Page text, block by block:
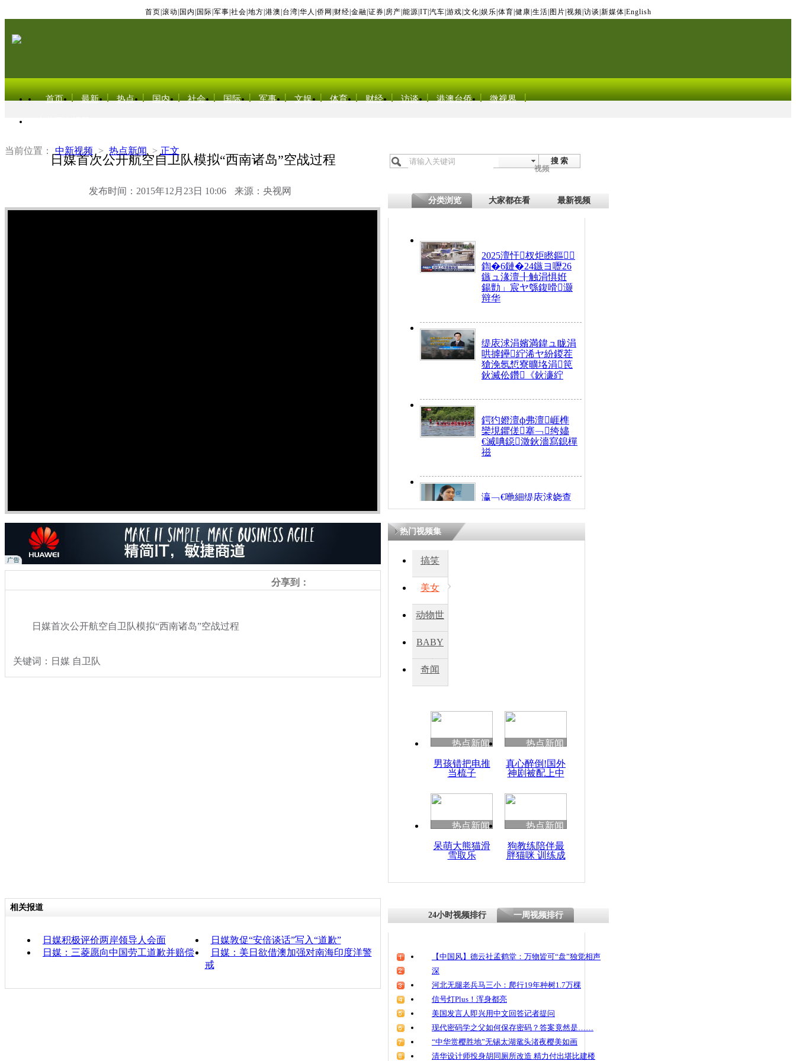
首页 滚动 国内 国际 军事 社会 地方 港澳 台湾 华人 侨网 财经 金融 证券 房产 能源 IT| 汽车 游戏 文化 娱乐 体育 健康 生活 图片 视频 访谈 新媒体 English
首页 最新 热点 国内 社会 国际 军事 文娱 体育 财经 访谈 港澳台侨 微视界
当前位置： 中新视频 > 热点新闻 > 正文
日媒首次公开航空自卫队模拟“西南诸岛”空战过程
发布时间：2015年12月23日 10:06 来源：央视网
搜 索
视频
分类浏览 大家都在看 最新视频
2025澶忓杈炬矁鏂
鍧�6鏈�24鏃ヨ嚦26
鏃ュ湪澶╂触涓惧姙
鍚勯」宸ヤ綔鍑嗗灏
辩华
缇庡浗涓嬪満鍏ュ眬涓
哄摢鑸紵浠ヤ紛鍐茬
獊浼氬惁寮曠垎涓笢
鈥滅伀鑽《鈥濓紵
鍔犳嬁澶ф弗澶崕榫
欒垷鑺傞搴﹁绔嬧
€滅唺鐚澂鈥濇寫鎴樿
禌
瀛﹁€咃細缇庡浗娆查
€间笢鍗椾簹涓庝腑鍥
熷悎浣� 涓ㄥ浗闄呰
分享到：
日媒首次公开航空自卫队模拟“西南诸岛”空战过程
关键词：日媒 自卫队
热门视频集
搞笑
美女
动物世
BABY
秀
奇闻
热点新闻
男孩错把电推
当梳子
热点新闻
真心醉倒!国外
神剧被配上中
热点新闻
呆萌大熊猫滑
雪取乐
热点新闻
狗教练陪伴最
胖猫咪 训练成
相关报道
日媒积极评价两岸领导人会面
日媒敦促“安倍谈话”写入“道歉”
日媒：三菱愿向中国劳工道歉并赔偿
日媒：美日欲借澳加强对南海印度洋警
戒
24小时视频排行 一周视频排行
【中国风】德云社孟鹤堂：万物皆可“盘”独觉相声
深
河北无腿老兵马三小：爬行19年种树1.7万棵
信号灯Plus！浑身都亮
美国发言人即兴用中文回答记者提问
现代密码学之父如何保存密码？答案竟然是……
“中华赏樱胜地”无锡太湖鼋头渚夜樱美如画
清华设计师投身胡同厕所改造 精力付出堪比建楼